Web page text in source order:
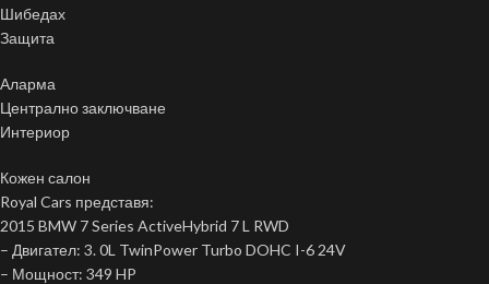
Шибедах
Защита
Аларма
Централно заключване
Интериор
Кожен салон
Royal Cars представя:
2015 BMW 7 Series ActiveHybrid 7 L RWD
– Двигател: 3. 0L TwinPower Turbo DOHC I-6 24V
– Мощност: 349 HP